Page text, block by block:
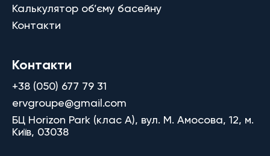
Калькулятор об’єму басейну
Контакти
Контакти
+38 (050) 677 79 31
ervgroupe@gmail.com
БЦ Horizon Park (клас A), вул. М. Амосова, 12, м.
Київ, 03038